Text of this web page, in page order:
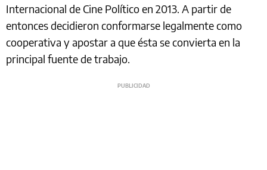
Internacional de Cine Político en 2013. A partir de
entonces decidieron conformarse legalmente como
cooperativa y apostar a que ésta se convierta en la
principal fuente de trabajo.